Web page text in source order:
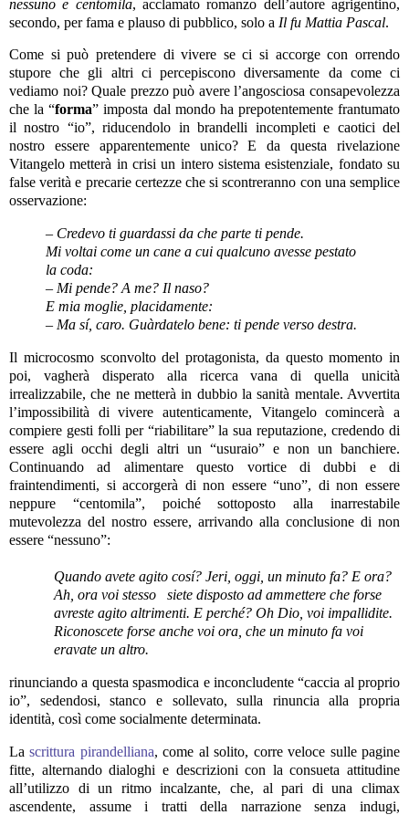
nessuno e centomila, acclamato romanzo dell’autore agrigentino,
secondo, per fama e plauso di pubblico, solo a Il fu Mattia Pascal.
Come si può pretendere di vivere se ci si accorge con orrendo
stupore che gli altri ci percepiscono diversamente da come ci
vediamo noi? Quale prezzo può avere l’angosciosa consapevolezza
che la “forma” imposta dal mondo ha prepotentemente frantumato
il nostro “io”, riducendolo in brandelli incompleti e caotici del
nostro essere apparentemente unico? E da questa rivelazione
Vitangelo metterà in crisi un intero sistema esistenziale, fondato su
false verità e precarie certezze che si scontreranno con una semplice
osservazione:
– Credevo ti guardassi da che parte ti pende.
Mi voltai come un cane a cui qualcuno avesse pestato
la coda:
– Mi pende? A me? Il naso?
E mia moglie, placidamente:
– Ma sí, caro. Guàrdatelo bene: ti pende verso destra.
Il microcosmo sconvolto del protagonista, da questo momento in
poi, vagherà disperato alla ricerca vana di quella unicità
irrealizzabile, che ne metterà in dubbio la sanità mentale. Avvertita
l’impossibilità di vivere autenticamente, Vitangelo comincerà a
compiere gesti folli per “riabilitare” la sua reputazione, credendo di
essere agli occhi degli altri un “usuraio” e non un banchiere.
Continuando ad alimentare questo vortice di dubbi e di
fraintendimenti, si accorgerà di non essere “uno”, di non essere
neppure “centomila”, poiché sottoposto alla inarrestabile
mutevolezza del nostro essere, arrivando alla conclusione di non
essere “nessuno”:
Quando avete agito cosí? Jeri, oggi, un minuto fa? E ora?
Ah, ora voi stesso
siete disposto ad ammettere che forse
avreste agito altrimenti. E perché? Oh Dio, voi impallidite.
Riconoscete forse anche voi ora, che un minuto fa voi
eravate un altro.
rinunciando a questa spasmodica e inconcludente “caccia al proprio
io”, sedendosi, stanco e sollevato, sulla rinuncia alla propria
identità, così come socialmente determinata.
Lascrittura pirandelliana, come al solito, corre veloce sulle pagine
fitte, alternando dialoghi e descrizioni con la consueta attitudine
all’utilizzo di un ritmo incalzante, che, al pari di una climax
ascendente, assume i tratti della narrazione senza indugi,